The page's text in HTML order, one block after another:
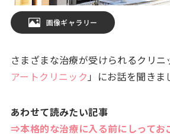
画像ギャラリー
さまざまな治療が受けられるクリニ
アートクリニック 」にお話を聞きま
あわせて読みたい記事
⇒本格的な治療に入る前にしってお